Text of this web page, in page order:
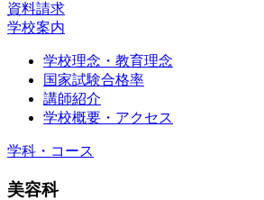
資料請求
学校案内
学校理念・教育理念
国家試験合格率
講師紹介
学校概要・アクセス
学科・コース
美容科